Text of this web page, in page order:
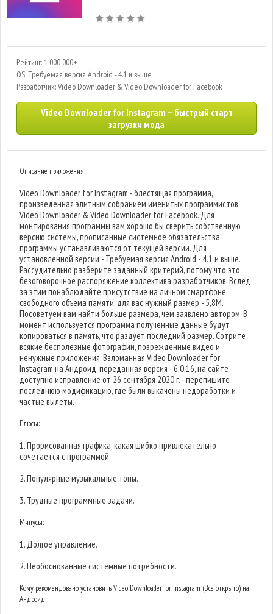
Рейтинг: 1 000 000+
OS: Требуемая версия Android - 4.1 и выше
Разработчик: Video Downloader & Video Downloader for Facebook
Video Downloader for Instagram — быстрый старт
загрузки мода
Описание приложения
Video Downloader for Instagram - блестящая программа,
произведенная элитным собранием именитых программистов
Video Downloader & Video Downloader for Facebook. Для
монтирования программы вам хорошо бы сверить собственную
версию системы, прописанные системное обязательства
программы устанавливаются от текущей версии. Для
установленной версии - Требуемая версия Android - 4.1 и выше.
Рассудительно разберите заданный критерий, потому что это
безоговорочное распоряжение коллектива разработчиков. Вслед
за этим понаблюдайте присутствие на личном смартфоне
свободного объема памяти, для вас нужный размер - 5,8M.
Посоветуем вам найти больше размера, чем заявлено автором. В
момент используется программа полученные данные будут
копироваться в память, что раздует последний размер. Сотрите
всякие бесполезные фотографии, поврежденные видео и
ненужные приложения. Взломанная Video Downloader for
Instagram на Андроид, переданная версия - 6.0.16, на сайте
доступно исправление от 26 сентября 2020 г. - перепишите
последнюю модификацию, где были выкачены недоработки и
частые вылеты.
Плюсы:
1. Прорисованная графика, какая шибко привлекательно
сочетается с программой.
2. Популярные музыкальные тоны.
3. Трудные программные задачи.
Минусы:
1. Долгое управление.
2. Необоснованные системные потребности.
Кому рекомендовано установить Video Downloader for Instagram (Все открыто) на
Андроид